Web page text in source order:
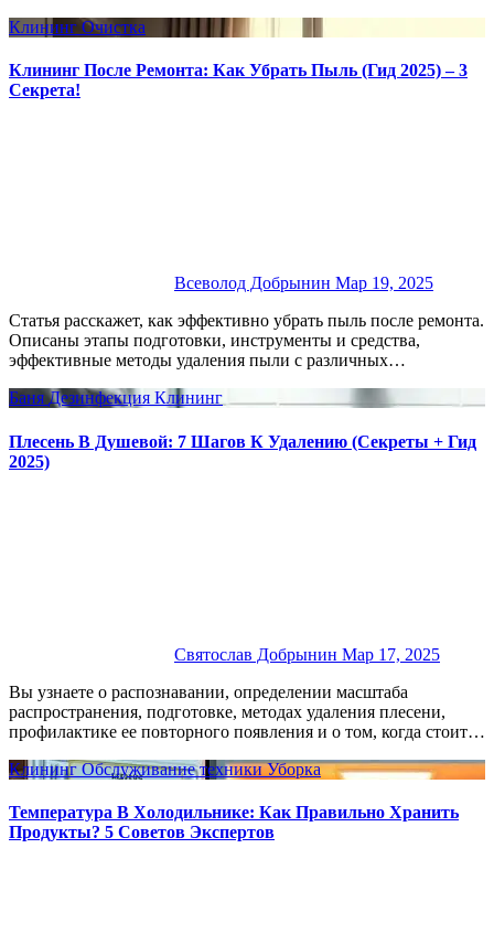
Клининг Очистка
Клининг После Ремонта: Как Убрать Пыль (Гид 2025) – 3
Секрета!
Всеволод Добрынин Мар 19, 2025
Статья расскажет, как эффективно убрать пыль после ремонта.
Описаны этапы подготовки, инструменты и средства,
эффективные методы удаления пыли с различных…
БаняДезинфекция Клининг
Плесень В Душевой: 7 Шагов К Удалению (Секреты + Гид
2025)
Святослав Добрынин Мар 17, 2025
Вы узнаете о распознавании, определении масштаба
распространения, подготовке, методах удаления плесени,
профилактике ее повторного появления и о том, когда стоит…
КлинингОбслуживание техникиУборка
Температура В Холодильнике: Как Правильно Хранить
Продукты? 5 Советов Экспертов